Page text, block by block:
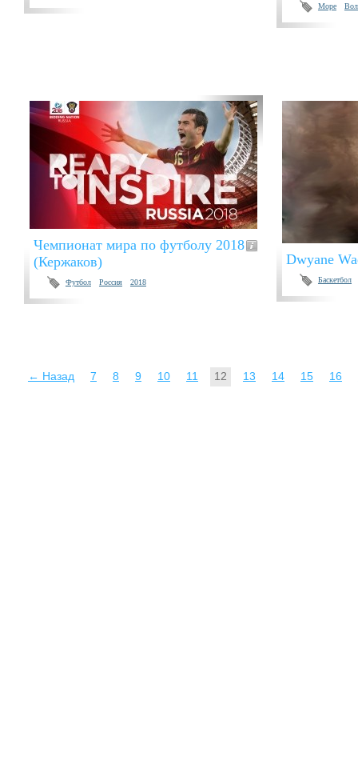
Море
Чемпионат мира по футболу 2018
(Кержаков)
Футбол Россия 2018
Dwyane
Баскетбол
← Назад 7 8 9 10 11 12 13 14 15 16